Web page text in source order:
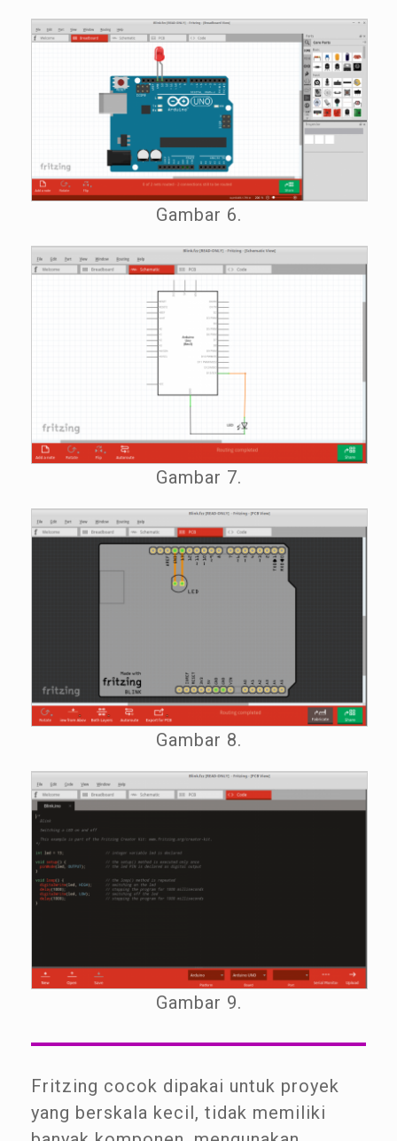
Gambar 6.
Gambar 7.
Gambar 8.
Gambar 9.
Fritzing cocok dipakai untuk proyek
yang berskala kecil, tidak memiliki